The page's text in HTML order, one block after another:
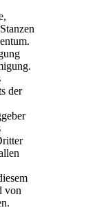
der
von